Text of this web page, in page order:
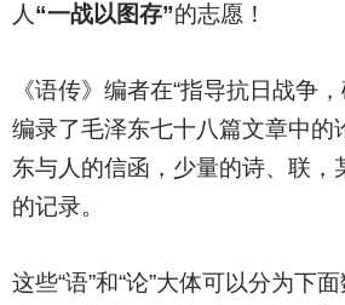
人 “一战以图存”的志愿！
《语传》编者在“指导抗日战争
编录了毛泽东七十八篇文章中的
东与人的信函，少量的诗、联，
的记录。
这些“语”和“论”大体可以分为下